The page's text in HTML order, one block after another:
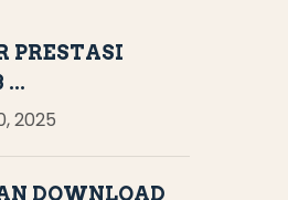
PRESTASI
...
2025
DOWNLOAD